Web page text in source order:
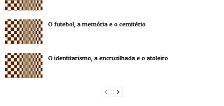
O futebol, a memória e o cemitério
O identitarismo, a encruzilhada e o atoleiro